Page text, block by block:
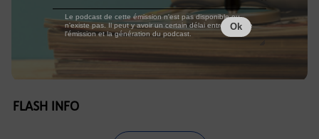
FLASH INFO
Le podcast de cette émission n'est pas disponible ou
n'existe pas. Il peut y avoir un certain délai entre la fin de
l'émission et la génération du podcast.
Ok